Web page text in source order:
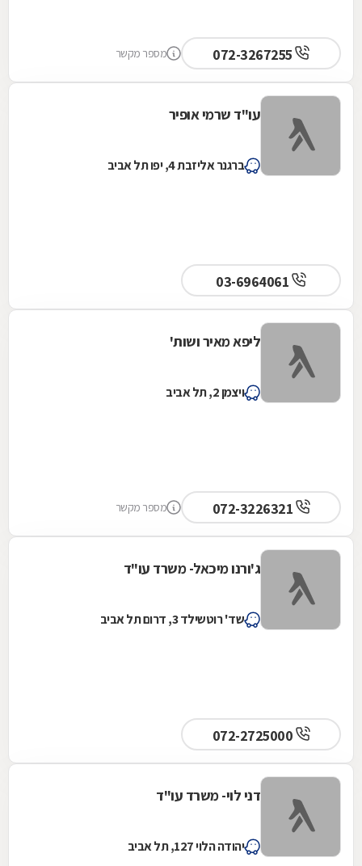
מספר מקשר
עו"ד שרמי אופיר
ברגנר אליזבת 4, יפו תל אביב
ליפא מאיר ושות'
ויצמן 2, תל אביב
מספר מקשר
ג'ורנו מיכאל- משרד עו"ד
שד' רוטשילד 3, דרום תל אביב
דני לוי- משרד עו"ד
יהודה הלוי 127, תל אביב